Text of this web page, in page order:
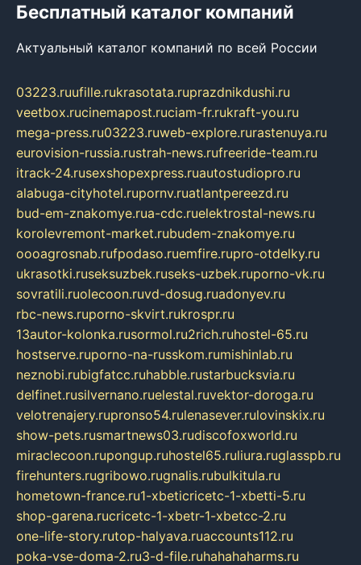
Бесплатный каталог компаний
Актуальный каталог компаний по всей России
03223.ruufille.rukrasotata.ruprazdnikdushi.ru
veetbox.rucinemapost.ruciam-fr.rukraft-you.ru
mega-press.ru03223.ruweb-explore.rurastenuya.ru
eurovision-russia.rustrah-news.rufreeride-team.ru
itrack-24.rusexshopexpress.ruautostudiopro.ru
alabuga-cityhotel.rupornv.ruatlantpereezd.ru
bud-em-znakomye.rua-cdc.ruelektrostal-news.ru
korolevremont-market.rubudem-znakomye.ru
oooagrosnab.rufpodaso.ruemfire.rupro-otdelky.ru
ukrasotki.ruseksuzbek.ruseks-uzbek.ruporno-vk.ru
sovratili.ruolecoon.ruvd-dosug.ruadonyev.ru
rbc-news.ruporno-skvirt.rukrospr.ru
13autor-kolonka.rusormol.ru2rich.ruhostel-65.ru
hostserve.ruporno-na-russkom.rumishinlab.ru
neznobi.rubigfatcc.ruhabble.rustarbucksvia.ru
delfinet.rusilvernano.ruelestal.ruvektor-doroga.ru
velotrenajery.rupronso54.rulenasever.rulovinskix.ru
show-pets.rusmartnews03.rudiscofoxworld.ru
miraclecoon.rupongup.ruhostel65.ruliura.ruglasspb.ru
firehunters.rugribowo.rugnalis.rubulkitula.ru
hometown-france.ru1-xbeticricetc-1-xbetti-5.ru
shop-garena.rucricetc-1-xbetr-1-xbetcc-2.ru
one-life-story.rutop-halyava.ruaccounts112.ru
poka-vse-doma-2.ru3-d-file.ruhahahaharms.ru